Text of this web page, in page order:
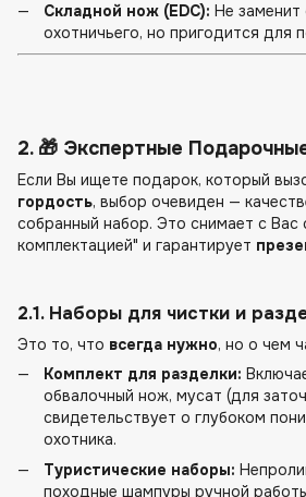
Складной нож (EDC): Не заменит
охотничьего, но пригодится для
2. 🎁 Экспертные
Если Вы ищете подарок, который
гордость, выбор очевиден —
собранный набор. Это снимает с Вас
комплектацией" и гарантирует
2.1. Наборы для чистки и
Это то, что всегда нужно, но о чем
Комплект для разделки:
обвалочный нож, мусат (для
свидетельствует о глубоком
охотника.
Туристические наборы:
походные шампуры ручной